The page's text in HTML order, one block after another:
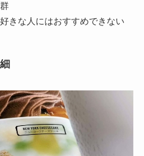
きな人にはおすすめできない